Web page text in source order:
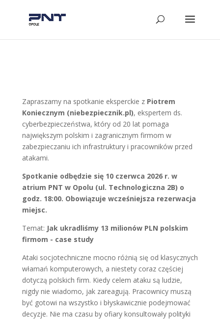
Zapraszamy na spotkanie eksperckie z Piotrem
Koniecznym (niebezpiecznik.pl), ekspertem ds.
cyberbezpieczeństwa, który od 20 lat pomaga
największym polskim i zagranicznym firmom w
zabezpieczaniu ich infrastruktury i pracowników przed
atakami.
Spotkanie odbędzie się 10 czerwca 2026 r. w
atrium PNT w Opolu (ul. Technologiczna 2B) o
godz. 18:00. Obowiązuje wcześniejsza rezerwacja
miejsc.
Temat: Jak ukradliśmy 13 milionów PLN polskim
firmom - case study
Ataki socjotechniczne mocno różnią się od klasycznych
włamań komputerowych, a niestety coraz częściej
dotyczą polskich firm. Kiedy celem ataku są ludzie,
nigdy nie wiadomo, jak zareagują. Pracownicy muszą
być gotowi na wszystko i błyskawicznie podejmować
decyzje. Nie ma czasu by ofiary konsultowały polityki